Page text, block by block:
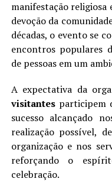
manifestação religiosa
devoção da
décadas, o evento se
encontros populares
de pessoas em um
A expectativa da
visitantesparticipem
sucesso alcançado
realização possível,
organização e nos
reforçando o
celebração.